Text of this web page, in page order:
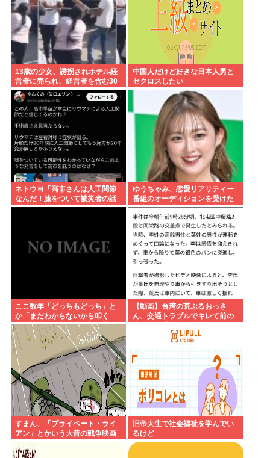
13歳の少女、誘拐されホテル経
営者に売られ、経営者を含む30
人以上から性的暴行。怒った群
集が折檻(動画有)。ホテルはブル
ドーザーで撤去
中国人だけど好きな日本人男と
セクロスしたい
ネトウヨ「高市さんは人工関節
なんだ！膝をついて被災者の話
聞くとか拷問だろ！」⇒高市の
ゆうちゃみ、恋愛リアリティー
番組のオーディションを受けた
過去を激白「10回くらい落ちて
るんです」
ここ数年「どっちもどっち」と
か「まだわからないから叩く
な」とかゆうチキン野郎が増え
たけどどっから来たの？(´・ω・
`)
【動画】台湾の荒ぶるおっさ
ん、交通トラブルでキレて前の
るも壮絶な返り討ちにあう
すまん、「プライベート・ライ
アン」とかいう大昔の戦争映画
見てみたら最初の30分で地獄な
んだが…これずっと続く感じ？
旧帝大生で社会福祉を学んでい
るけど